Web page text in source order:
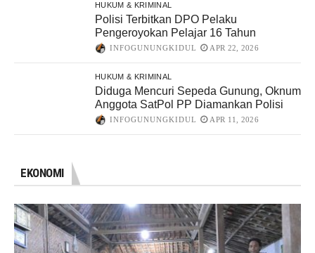
HUKUM & KRIMINAL
Polisi Terbitkan DPO Pelaku
Pengeroyokan Pelajar 16 Tahun
INFOGUNUNGKIDUL APR 22, 2026
HUKUM & KRIMINAL
Diduga Mencuri Sepeda Gunung, Oknum
Anggota SatPol PP Diamankan Polisi
INFOGUNUNGKIDUL APR 11, 2026
EKONOMI